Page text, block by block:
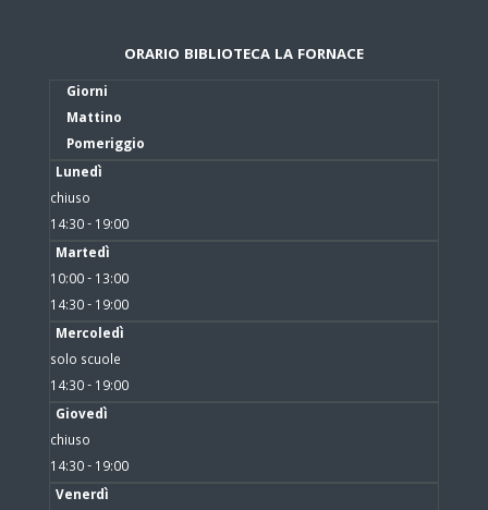
ORARIO BIBLIOTECA LA FORNACE
Giorni
Mattino
Pomeriggio
Lunedì
chiuso
14:30 - 19:00
Martedì
10:00 - 13:00
14:30 - 19:00
Mercoledì
solo scuole
14:30 - 19:00
Giovedì
chiuso
14:30 - 19:00
Venerdì